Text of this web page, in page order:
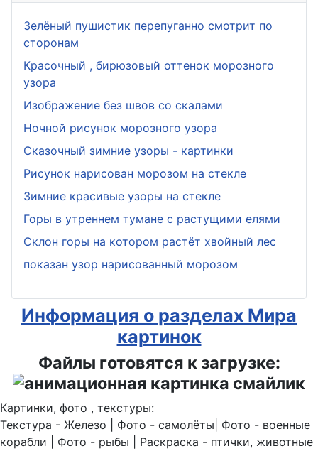
Зелёный пушистик перепуганно смотрит по
сторонам
Красочный , бирюзовый оттенок морозного
узора
Изображение без швов со скалами
Ночной рисунок морозного узора
Сказочный зимние узоры - картинки
Рисунок нарисован морозом на стекле
Зимние красивые узоры на стекле
Горы в утреннем тумане с растущими елями
Склон горы на котором растёт хвойный лес
показан узор нарисованный морозом
Информация о разделах Мира
картинок
Файлы готовятся к загрузке:
Картинки, фото , текстуры:
Текстура - Железо | Фото - самолёты| Фото - военные
корабли | Фото - рыбы | Раскраска - птички, животные